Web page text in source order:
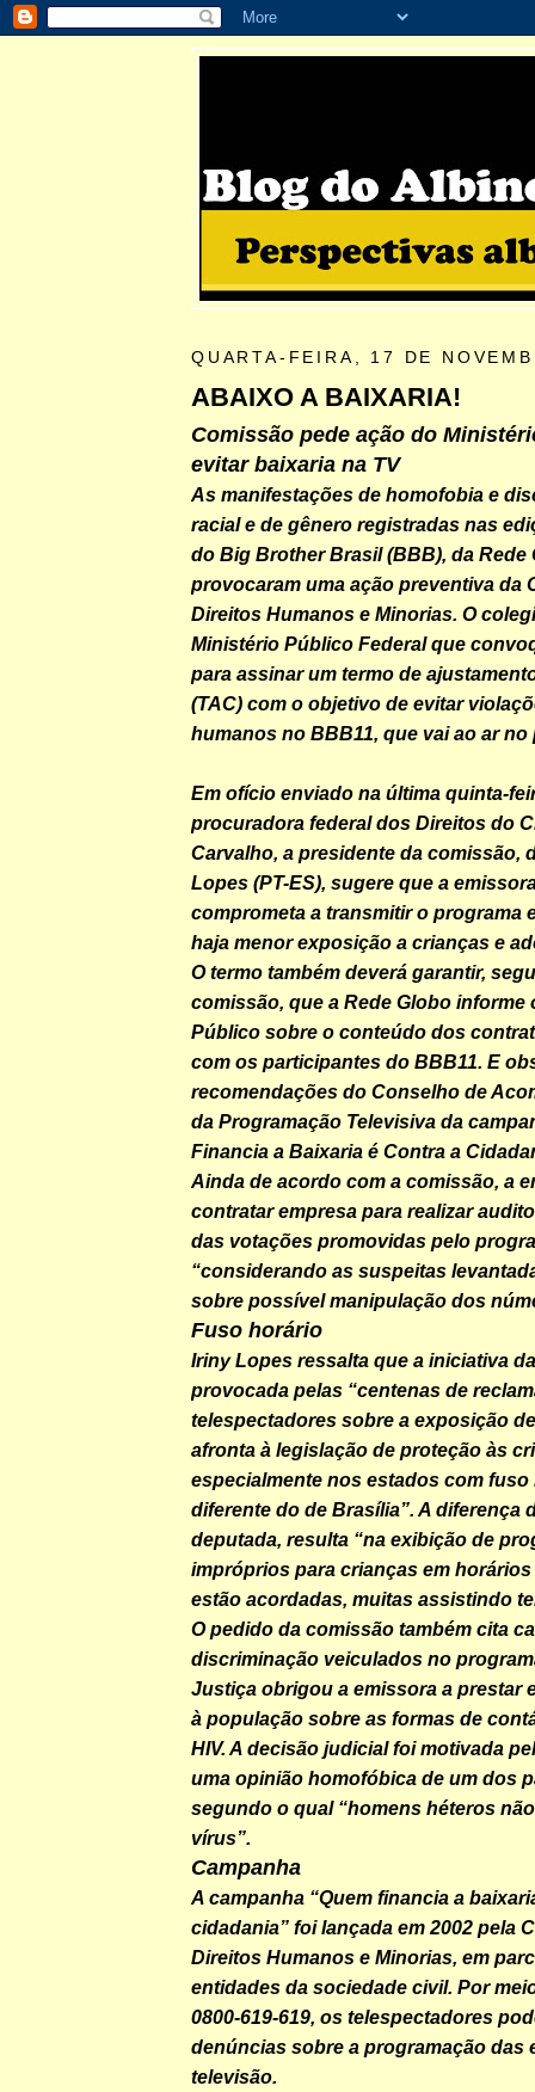
QUARTA-FEIRA, 17 DE
ABAIXO A BAIXARIA!
Comissão pede ação do
evitar baixaria na TV
As manifestações de homofobia e
racial e de gênero registradas nas
do Big Brother Brasil (BBB), da Rede
provocaram uma ação preventiva da
Direitos Humanos e Minorias. O
Ministério Público Federal que
para assinar um termo de
(TAC) com o objetivo de evitar
humanos no BBB11, que vai ao ar
Em ofício enviado na última quinta-
procuradora federal dos Direitos do
Carvalho, a presidente da comissão,
Lopes (PT-ES), sugere que a
comprometa a transmitir o programa
haja menor exposição a crianças e
O termo também deverá garantir,
comissão, que a Rede Globo informe
Público sobre o conteúdo dos
com os participantes do BBB11. E
recomendações do Conselho de
da Programação Televisiva da
Financia a Baixaria é Contra a
Ainda de acordo com a comissão, a
contratar empresa para realizar
das votações promovidas pelo
“considerando as suspeitas
sobre possível manipulação dos
Fuso horário
Iriny Lopes ressalta que a iniciativa
provocada pelas “centenas de
telespectadores sobre a exposição
afronta à legislação de proteção às
especialmente nos estados com fuso
diferente do de Brasília”. A diferença
deputada, resulta “na exibição de
impróprios para crianças em horários
estão acordadas, muitas assistindo
O pedido da comissão também cita
discriminação veiculados no
Justiça obrigou a emissora a prestar
à população sobre as formas de
HIV. A decisão judicial foi motivada
uma opinião homofóbica de um dos
segundo o qual “homens héteros
vírus”.
Campanha
A campanha “Quem financia a
cidadania” foi lançada em 2002 pela
Direitos Humanos e Minorias, em
entidades da sociedade civil. Por
0800-619-619, os telespectadores
denúncias sobre a programação das
televisão.